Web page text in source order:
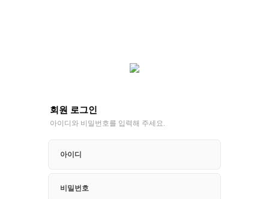
회원 로그인
아이디와 비밀번호를 입력해 주세요.
아이디
비밀번호